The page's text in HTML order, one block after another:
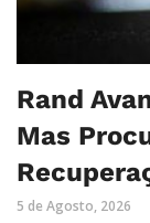
Rand
Mas
5 de Agosto, 2026